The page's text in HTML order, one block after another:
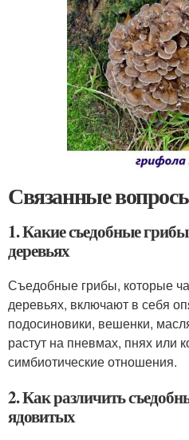
Связанные
1. Какие съедобные
деревьях
Съедобные грибы, которые
деревьях, включают в себя
подосиновики, вешенки,
растут на пневмах, пнях или
симбиотические отношения.
2. Как различить
ядовитых